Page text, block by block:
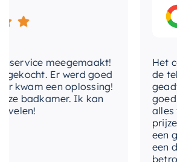
van de EASY reeks van
bekend staat om zijn
kwaliteit. Met deze nis wordt de
uw badkamer een eenvoudige
meegemaakt!
Er werd goed
een oplossing!
badkamer. Ik kan
Het
de
goed
alles
prijzen
een
een